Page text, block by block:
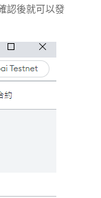
認後就可以發